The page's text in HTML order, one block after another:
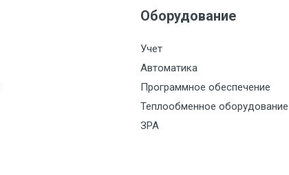
Оборудование
Учет
Автоматика
Программное обеспечение
Теплообменное оборудование
ЗРА